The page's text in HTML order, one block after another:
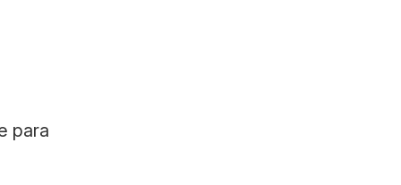
para